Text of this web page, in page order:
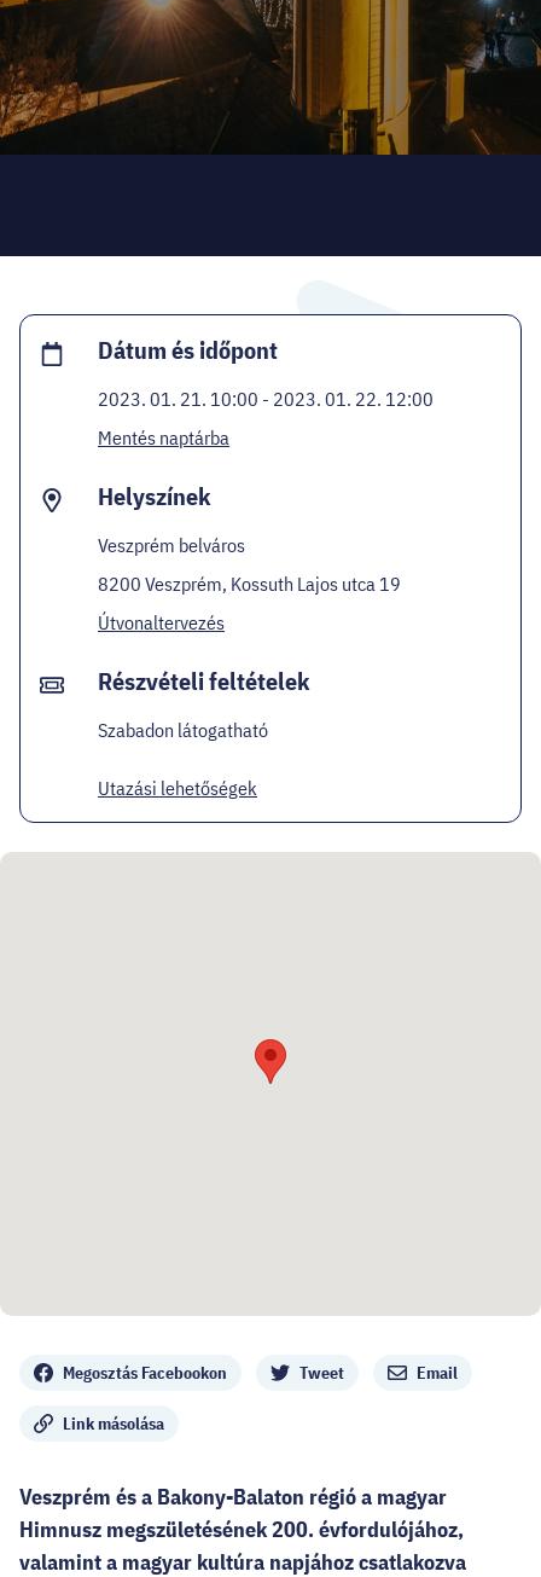
KARRIER
Megosztás Facebookon Tweet Email
Link másolása
Veszprém és a Bakony-Balaton régió a magyar
Himnusz megszületésének 200. évfordulójához,
valamint a magyar kultúra napjához csatlakozva
Dátum és időpont
2023. 01. 21. 10:00 - 2023. 01. 22. 12:00
Mentés naptárba
Helyszínek
Veszprém belváros
8200 Veszprém, Kossuth Lajos utca 19
Útvonaltervezés
Részvételi feltételek
Szabadon látogatható
Utazási lehetőségek